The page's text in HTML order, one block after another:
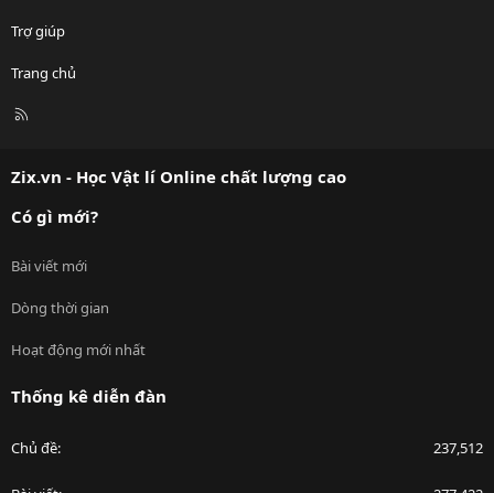
Trợ giúp
Trang chủ
R
Zix.vn - Học Vật lí Online chất lượng cao
Có gì mới?
Bài viết mới
Dòng thời gian
Hoạt động mới nhất
Thống kê diễn đàn
Chủ đề 237,512